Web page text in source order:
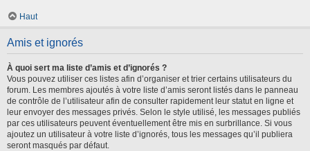
Haut
Amis et ignorés
À quoi sert ma liste d’amis et d’ignorés ?
Vous pouvez utiliser ces listes afin d’organiser et trier certains utilisateurs du
forum. Les membres ajoutés à votre liste d’amis seront listés dans le panneau
de contrôle de l’utilisateur afin de consulter rapidement leur statut en ligne et
leur envoyer des messages privés. Selon le style utilisé, les messages publiés
par ces utilisateurs peuvent éventuellement être mis en surbrillance. Si vous
ajoutez un utilisateur à votre liste d’ignorés, tous les messages qu’il publiera
seront masqués par défaut.